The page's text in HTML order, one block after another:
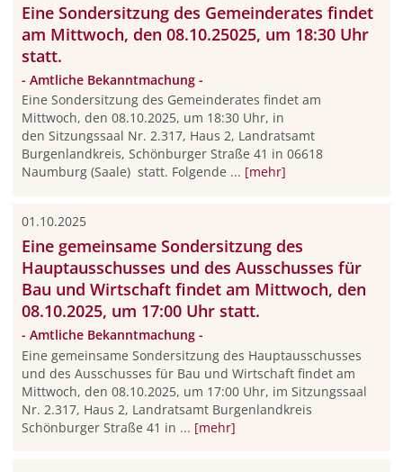
Eine Sondersitzung des Gemeinderates findet
am Mittwoch, den 08.10.25025, um 18:30 Uhr
statt.
- Amtliche Bekanntmachung -
Eine Sondersitzung des Gemeinderates findet am
Mittwoch, den 08.10.2025, um 18:30 Uhr, in
den Sitzungssaal Nr. 2.317, Haus 2, Landratsamt
Burgenlandkreis, Schönburger Straße 41 in 06618
Naumburg (Saale) statt. Folgende ... [mehr]
01.10.2025
Eine gemeinsame Sondersitzung des
Hauptausschusses und des Ausschusses für
Bau und Wirtschaft findet am Mittwoch, den
08.10.2025, um 17:00 Uhr statt.
- Amtliche Bekanntmachung -
Eine gemeinsame Sondersitzung des Hauptausschusses
und des Ausschusses für Bau und Wirtschaft findet am
Mittwoch, den 08.10.2025, um 17:00 Uhr, im Sitzungssaal
Nr. 2.317, Haus 2, Landratsamt Burgenlandkreis
Schönburger Straße 41 in ... [mehr]